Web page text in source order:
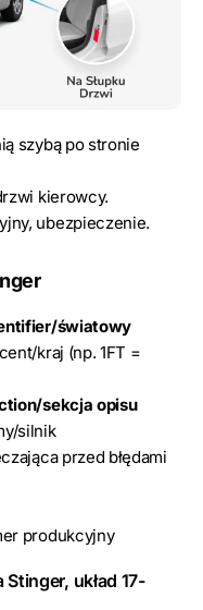
szybą po stronie
kierowcy.
ubezpieczenie.
światowy
kraj (np. 1FT =
sekcja opisu
silnik
przed błędami
produkcyjny
układ 17-